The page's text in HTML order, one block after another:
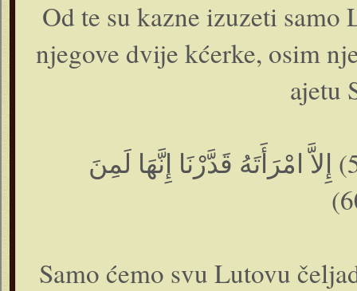
Od te su kazne izuzeti
njegove dvije kćerke, osim
ajetu
إِلاَّ آلَ لُوطٍ إِنَّا لَمُنَجُّوهُمْ أَجْمَعِينَ(59) إِلاَّ امْرَأَتَهُ قَدَّرْنَا إِنَّهَا لَمِنَ
Samo ćemo svu Lutovu